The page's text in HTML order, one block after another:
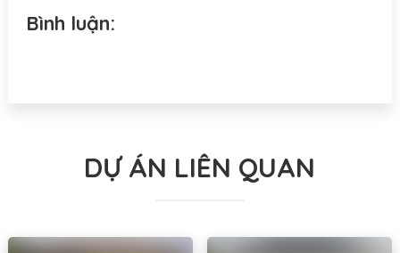
Bình luận:
DỰ ÁN LIÊN QUAN